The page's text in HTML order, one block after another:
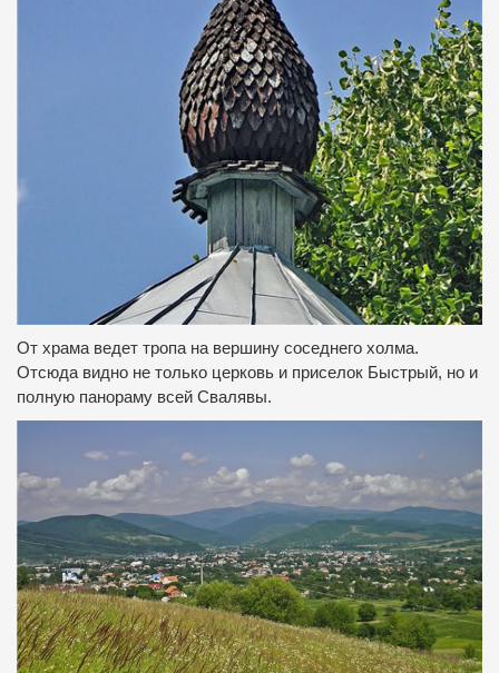
От храма ведет тропа на вершину соседнего холма.
Отсюда видно не только церковь и приселок Быстрый, но и
полную панораму всей Свалявы.